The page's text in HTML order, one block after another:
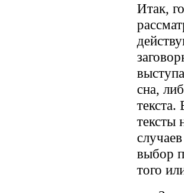
Итак,
сна,
тексты
выбор
того